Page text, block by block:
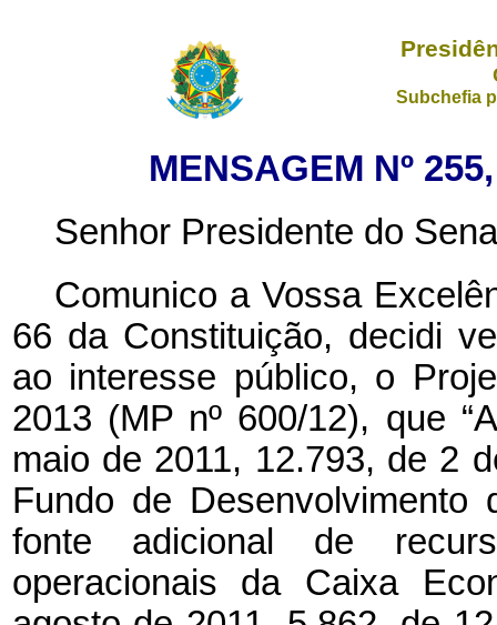
Subchefia
MENSAGEM Nº
Senhor Presidente do
Comunico a Vossa
66 da Constituição, decidi
ao interesse público, o
2013 (MP nº 600/12), que
maio de 2011, 12.793, de 2
Fundo de
fonte adicional de
operacionais da Caixa